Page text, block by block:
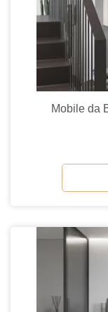
Mobile da